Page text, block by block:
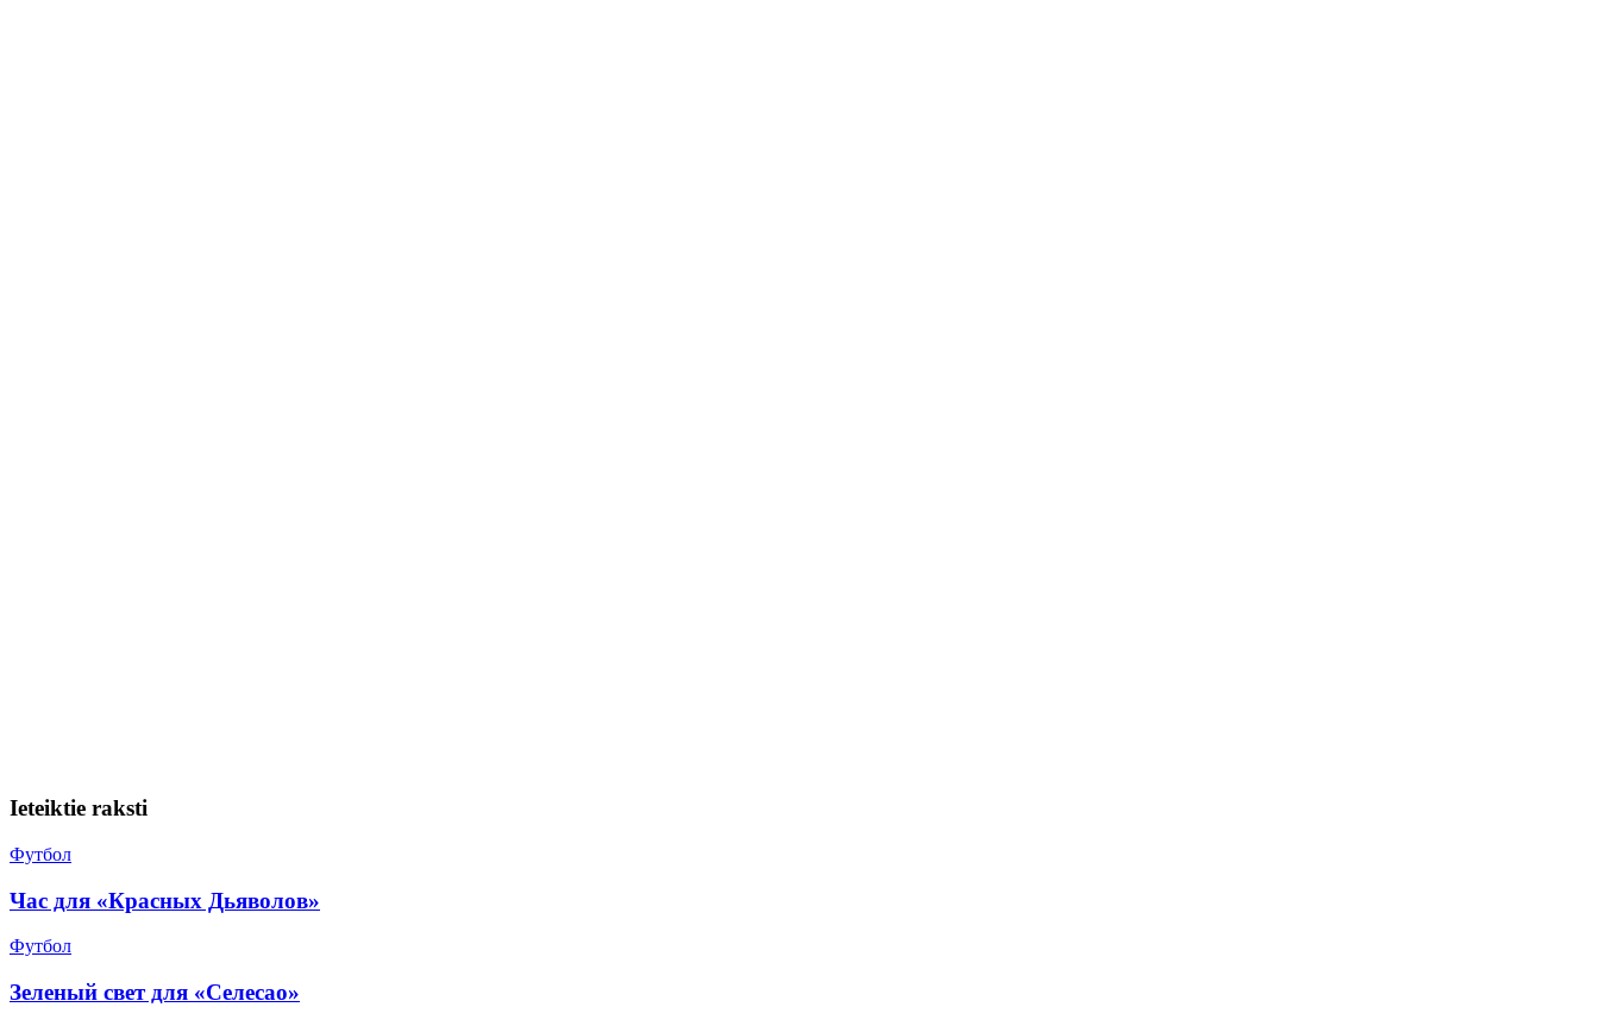
Ieteiktie raksti
Футбол
Час для «Красных Дьяволов»
Футбол
Зеленый свет для «Селесао»